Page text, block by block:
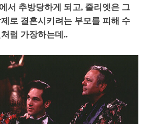
서 추방당하게 되고, 줄리엣은 그
로 결혼시키려는 부모를 피해 수
럼 가장하는데 ..